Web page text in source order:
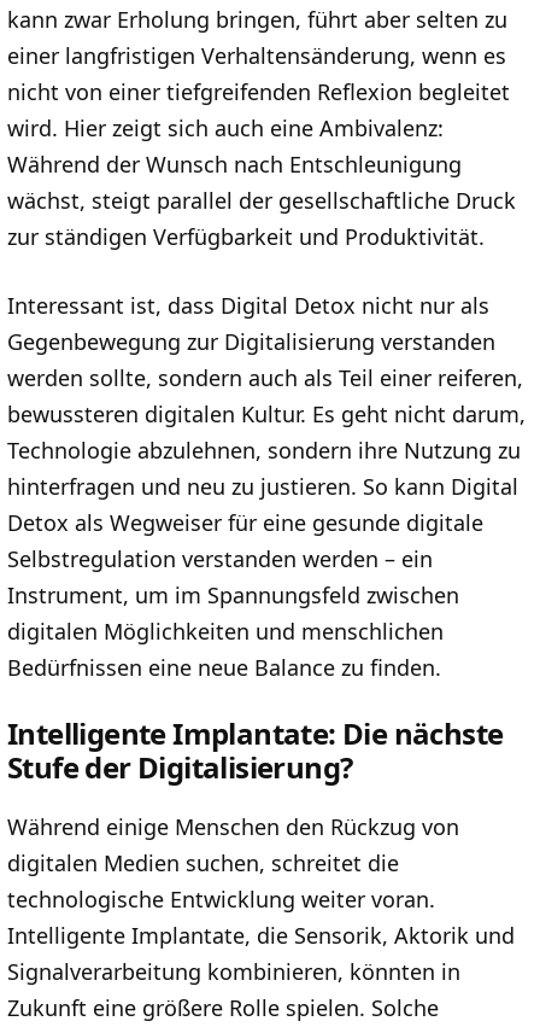
kann zwar Erholung bringen, führt aber selten zu
einer langfristigen Verhaltensänderung, wenn es
nicht von einer tiefgreifenden Reflexion begleitet
wird. Hier zeigt sich auch eine Ambivalenz:
Während der Wunsch nach Entschleunigung
wächst, steigt parallel der gesellschaftliche Druck
zur ständigen Verfügbarkeit und Produktivität.
Interessant ist, dass Digital Detox nicht nur als
Gegenbewegung zur Digitalisierung verstanden
werden sollte, sondern auch als Teil einer reiferen,
bewussteren digitalen Kultur. Es geht nicht darum,
Technologie abzulehnen, sondern ihre Nutzung zu
hinterfragen und neu zu justieren. So kann Digital
Detox als Wegweiser für eine gesunde digitale
Selbstregulation verstanden werden – ein
Instrument, um im Spannungsfeld zwischen
digitalen Möglichkeiten und menschlichen
Bedürfnissen eine neue Balance zu finden.
Intelligente Implantate: Die nächste
Stufe der Digitalisierung?
Während einige Menschen den Rückzug von
digitalen Medien suchen, schreitet die
technologische Entwicklung weiter voran.
Intelligente Implantate, die Sensorik, Aktorik und
Signalverarbeitung kombinieren, könnten in
Zukunft eine größere Rolle spielen. Solche